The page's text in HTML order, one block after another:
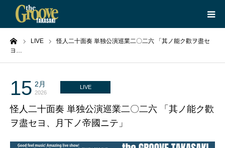
LIVE
怪人二十面奏 単独公演巡業二〇二六 「其ノ能ク歡ヲ盡セ
ヨ…
15 2月
2026
LIVE
怪人二十面奏 単独公演巡業二〇二六 「其ノ能ク歡
ヲ盡セヨ、月下ノ帝國ニテ」
HOME
BOOKING